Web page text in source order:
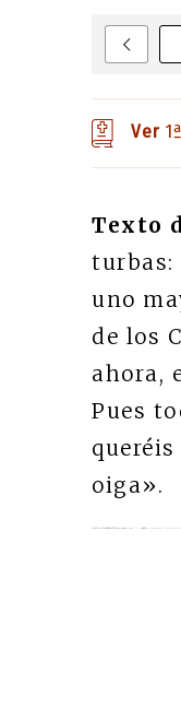
Ver
Texto
turbas:
uno
de los
ahora,
Pues
oiga».